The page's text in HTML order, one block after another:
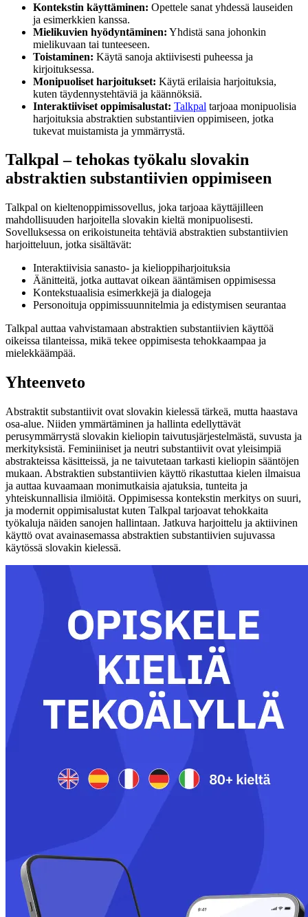
Kontekstin käyttäminen: Opettele sanat yhdessä lauseiden
ja esimerkkien kanssa.
Mielikuvien hyödyntäminen: Yhdistä sana johonkin
mielikuvaan tai tunteeseen.
Toistaminen: Käytä sanoja aktiivisesti puheessa ja
kirjoituksessa.
Monipuoliset harjoitukset: Käytä erilaisia harjoituksia,
kuten täydennystehtäviä ja käännöksiä.
Interaktiiviset oppimisalustat: Talkpal tarjoaa monipuolisia
harjoituksia abstraktien substantiivien oppimiseen, jotka
tukevat muistamista ja ymmärrystä.
Talkpal – tehokas työkalu slovakin
abstraktien substantiivien oppimiseen
Talkpal on kieltenoppimissovellus, joka tarjoaa käyttäjilleen
mahdollisuuden harjoitella slovakin kieltä monipuolisesti.
Sovelluksessa on erikoistuneita tehtäviä abstraktien substantiivien
harjoitteluun, jotka sisältävät:
Interaktiivisia sanasto- ja kielioppiharjoituksia
Äänitteitä, jotka auttavat oikean ääntämisen oppimisessa
Kontekstuaalisia esimerkkejä ja dialogeja
Personoituja oppimissuunnitelmia ja edistymisen seurantaa
Talkpal auttaa vahvistamaan abstraktien substantiivien käyttöä
oikeissa tilanteissa, mikä tekee oppimisesta tehokkaampaa ja
mielekkäämpää.
Yhteenveto
Abstraktit substantiivit ovat slovakin kielessä tärkeä, mutta haastava
osa-alue. Niiden ymmärtäminen ja hallinta edellyttävät
perusymmärrystä slovakin kieliopin taivutusjärjestelmästä, suvusta ja
merkityksistä. Feminiiniset ja neutri substantiivit ovat yleisimpiä
abstrakteissa käsitteissä, ja ne taivutetaan tarkasti kieliopin sääntöjen
mukaan. Abstraktien substantiivien käyttö rikastuttaa kielen ilmaisua
ja auttaa kuvaamaan monimutkaisia ajatuksia, tunteita ja
yhteiskunnallisia ilmiöitä. Oppimisessa kontekstin merkitys on suuri,
ja modernit oppimisalustat kuten Talkpal tarjoavat tehokkaita
työkaluja näiden sanojen hallintaan. Jatkuva harjoittelu ja aktiivinen
käyttö ovat avainasemassa abstraktien substantiivien sujuvassa
käytössä slovakin kielessä.